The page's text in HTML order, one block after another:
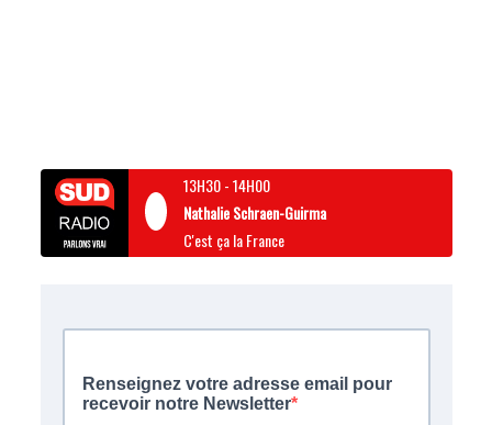
13H30-14H00
Nathalie Schraen-Guirma
C'est ça la France